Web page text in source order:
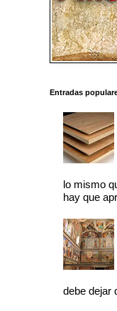
Entradas
lo mismo
hay que
debe dejar